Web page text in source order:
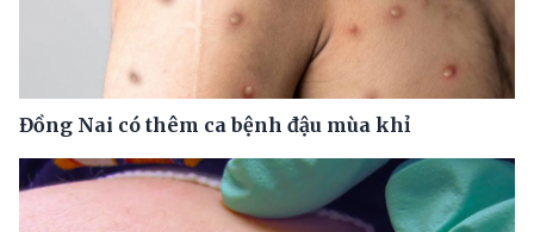
Đồng Nai có thêm ca bệnh đậu mùa khỉ